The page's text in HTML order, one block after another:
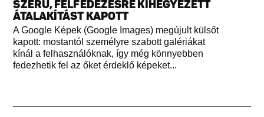
SZERŰ, FELFEDEZÉSRE KIHEGYEZETT
ÁTALAKÍTÁST KAPOTT
A Google Képek (Google Images) megújult külsőt
kapott: mostantól személyre szabott galériákat
kínál a felhasználóknak, így még könnyebben
fedezhetik fel az őket érdeklő képeket...